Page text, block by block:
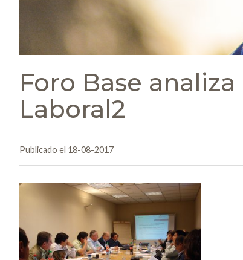
Foro Base
Laboral2
Publicado el 18-08-2017